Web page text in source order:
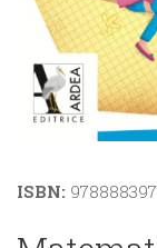
ISBN: